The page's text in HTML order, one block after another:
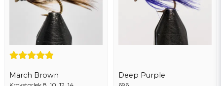
March Brown Deep Purple